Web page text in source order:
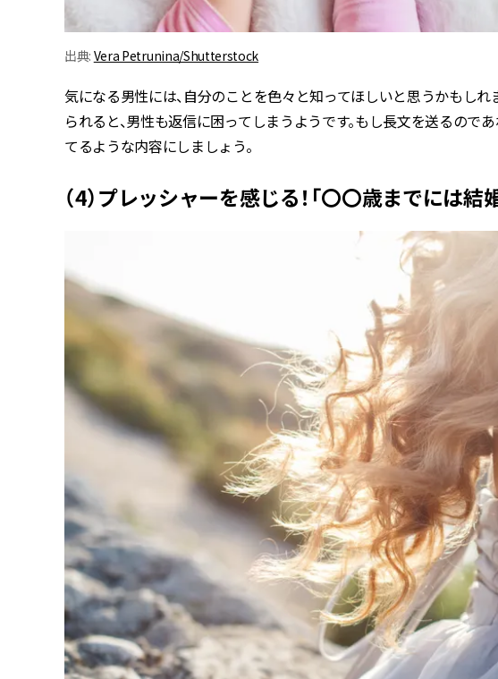
出典: Vera Petrunina/Shutterstock
気になる男性には、自分のことを色々と知ってほしいと思うかもしれ
られると、男性も返信に困ってしまうようです。もし長文を送るので
てるような内容にしましょう。
（4）プレッシャーを感じる！「〇〇歳までには結